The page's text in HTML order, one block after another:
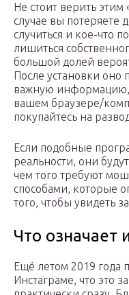
Не стоит верить
случае вы потеряете
случиться и кое-что
лишиться
большой долей
После установки оно
важную информацию,
вашем браузере/
покупайтесь на
Если подобные
реальности, они
чем того требуют
способами, которые
того, чтобы увидеть
Что означает
Ещё летом 2019 года
Инстаграме, что это